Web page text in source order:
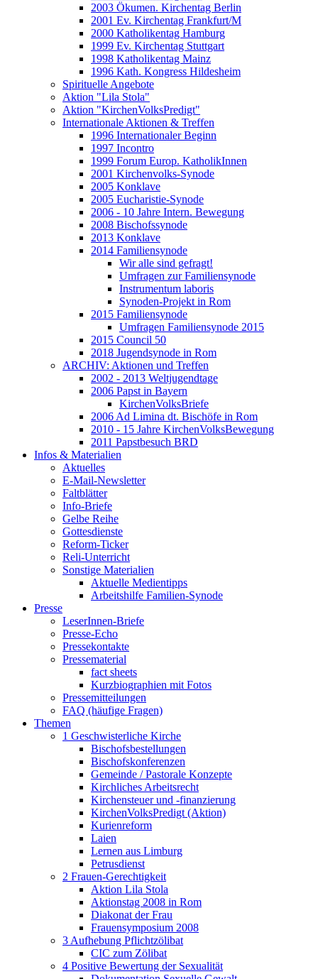
2003 Ökumen. Kirchentag Berlin
2001 Ev. Kirchentag Frankfurt/M
2000 Katholikentag Hamburg
1999 Ev. Kirchentag Stuttgart
1998 Katholikentag Mainz
1996 Kath. Kongress Hildesheim
Spirituelle Angebote
Aktion "Lila Stola"
Aktion "KirchenVolksPredigt"
Internationale Aktionen & Treffen
1996 Internationaler Beginn
1997 Incontro
1999 Forum Europ. KatholikInnen
2001 Kirchenvolks-Synode
2005 Konklave
2005 Eucharistie-Synode
2006 - 10 Jahre Intern. Bewegung
2008 Bischofssynode
2013 Konklave
2014 Familiensynode
Wir alle sind gefragt!
Umfragen zur Familiensynode
Instrumentum laboris
Synoden-Projekt in Rom
2015 Familiensynode
Umfragen Familiensynode 2015
2015 Council 50
2018 Jugendsynode in Rom
ARCHIV: Aktionen und Treffen
2002 - 2013 Weltjugendtage
2006 Papst in Bayern
KirchenVolksBriefe
2006 Ad Limina dt. Bischöfe in Rom
2010 - 15 Jahre KirchenVolksBewegung
2011 Papstbesuch BRD
Infos & Materialien
Aktuelles
E-Mail-Newsletter
Faltblätter
Info-Briefe
Gelbe Reihe
Gottesdienste
Reform-Ticker
Reli-Unterricht
Sonstige Materialien
Aktuelle Medientipps
Arbeitshilfe Familien-Synode
Presse
LeserInnen-Briefe
Presse-Echo
Pressekontakte
Pressematerial
fact sheets
Kurzbiographien mit Fotos
Pressemitteilungen
FAQ (häufige Fragen)
Themen
1 Geschwisterliche Kirche
Bischofsbestellungen
Bischofskonferenzen
Gemeinde / Pastorale Konzepte
Kirchliches Arbeitsrecht
Kirchensteuer und -finanzierung
KirchenVolksPredigt (Aktion)
Kurienreform
Laien
Lernen aus Limburg
Petrusdienst
2 Frauen-Gerechtigkeit
Aktion Lila Stola
Aktionstag 2008 in Rom
Diakonat der Frau
Frauensymposium 2008
3 Aufhebung Pflichtzölibat
CIC zum Zölibat
4 Positive Bewertung der Sexualität